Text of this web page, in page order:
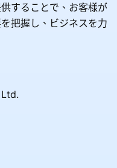
することで、お客様が
把握し、ビジネスを力